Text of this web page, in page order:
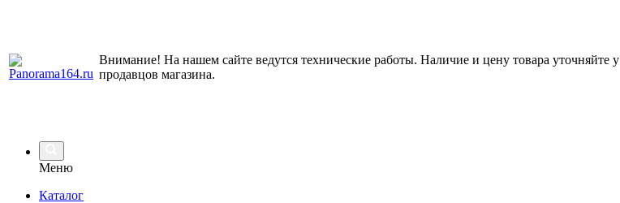
Внимание! На нашем сайте ведутся технические работы. Наличие и цену товара уточняйте у
продавцов магазина.
Меню
Каталог